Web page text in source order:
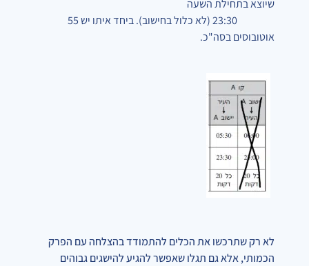
שיוצא בתחילת השעה
23:30 (לא כלול בחישוב). ביחד איתו יש 55
אוטובוסים בסה"כ.
לא רק שתרכשו את הכלים להתמודד בהצלחה עם הפרק
הכמותי, אלא גם תגלו שאפשר להגיע להישגים גבוהים